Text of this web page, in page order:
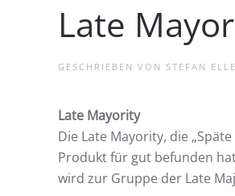
Late
GESCHRIEBEN VON STEFAN
Late Mayority
Die Late Mayority, die
Produkt für gut befunden
wird zur Gruppe der Late